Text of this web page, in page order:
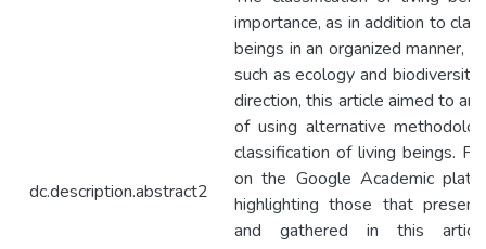
dc.description.abstract2
importance, as in addition to
beings in an organized manner,
such as ecology and biodiversity
direction, this article aimed to
of using alternative
classification of living beings.
on the Google Academic
highlighting those that
and gathered in this